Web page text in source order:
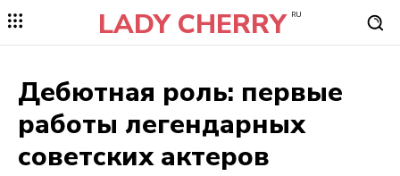
LADY CHERRY RU
Дебютная роль: первые
работы легендарных
советских актеров